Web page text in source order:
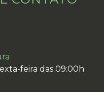
feira das 09:00h